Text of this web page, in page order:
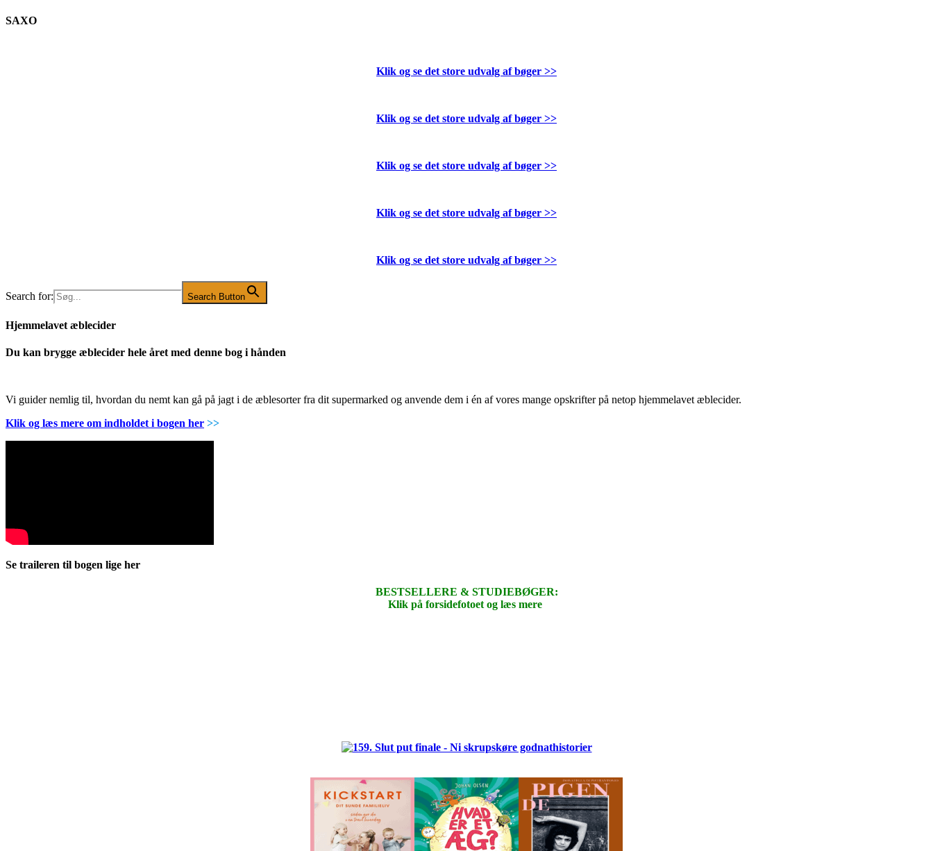
SAXO
Klik og se det store udvalg af bøger >>
Klik og se det store udvalg af bøger >>
Klik og se det store udvalg af bøger >>
Klik og se det store udvalg af bøger >>
Klik og se det store udvalg af bøger >>
Search for: Search Button
Hjemmelavet æblecider
Du kan brygge æblecider hele året med denne bog i hånden
Vi guider nemlig til, hvordan du nemt kan gå på jagt i de æblesorter fra dit supermarked og anvende dem i én af vores mange opskrifter på netop hjemmelavet æblecider.
Klik og læs mere om indholdet i bogen her >>
Se traileren til bogen lige her
BESTSELLERE & STUDIEBØGER:
Klik på forsidefotoet og læs mere